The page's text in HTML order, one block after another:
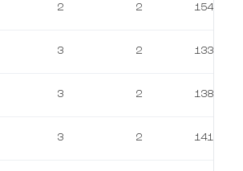
2 2 154 m²
3 2 133 m²
3 2 138 m²
3 2 141 m²